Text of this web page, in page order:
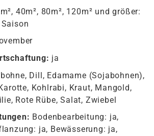
40m², 80m², 120m² und größer:
ja
Dill, Edamame (Sojabohnen),
Kohlrabi, Kraut, Mangold,
Rote Rübe, Salat, Zwiebel
Bodenbearbeitung: ja,
ja, Bewässerung: ja,